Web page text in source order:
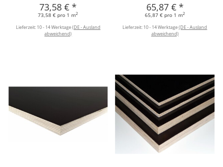
73,58 €*
73,58 € pro 1 m2
Lieferzeit: 10 - 14 Werktage(DE - Ausland
abweichend)
65,87 € *
65,87 € pro 1 m2
Lieferzeit: 10 - 14 Werktage(DE - Ausland
abweichend)